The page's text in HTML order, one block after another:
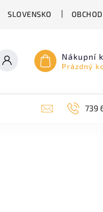
SLOVENSKO
Nákupní
Prázdný
SUDOVÉ PIVO 739